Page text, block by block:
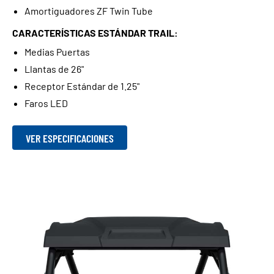
Amortiguadores ZF Twin Tube
CARACTERÍSTICAS ESTÁNDAR TRAIL:
Medias Puertas
Llantas de 26"
Receptor Estándar de 1.25"
Faros LED
VER ESPECIFICACIONES